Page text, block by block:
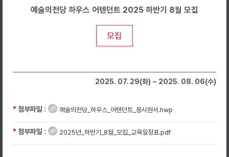
예술의전당 하우스 어텐던트 2025 하반기 8월 모집
모집
2025. 07. 29(화) ~ 2025. 08. 06(수)
* 첨부파일 : 예술의전당_하우스_어텐던트_응시원서.hwp
* 첨부파일 : 2025년_하반기_8월_모집_교육일정표.pdf